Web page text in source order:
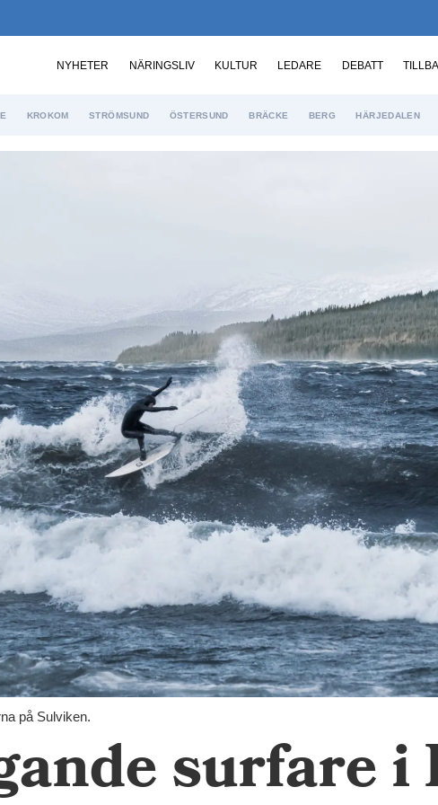
NYHETER NÄRINGSLIV KULTUR LEDARE DEBATT
KROKOM STRÖMSUND ÖSTERSUND BRÄCKE BERG HÄRJEDALEN
på Sulviken.
surfare i